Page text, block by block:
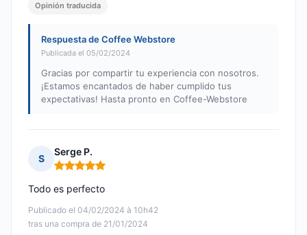
Opinión traducida
Respuesta de Coffee Webstore
Publicada el 05/02/2024
Gracias por compartir tu experiencia con nosotros.
¡Estamos encantados de haber cumplido tus
expectativas! Hasta pronto en Coffee-Webstore
S
Serge P.
Nota: 5 de 5
Publicado el 04/02/2024 à 10h42
tras una compra de 21/01/2024
Todo es perfecto